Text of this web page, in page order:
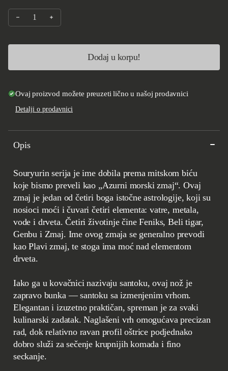
Smanji količinu za Ryusen Souryurin Santoku 170mm
Dodaj u korpu!
Ovaj proizvod možete preuzeti lično u našoj prodavnici
Detalji o prodavnici
Opis
Souryurin serija je ime dobila prema mitskom biću
koje bismo preveli kao „Azurni morski zmaj“. Ovaj
zmaj je jedan od četiri boga istočne astrologije, koji su
nosioci moći i čuvari četiri elementa: vatre, metala,
vode i drveta. Četiri životinje čine Feniks, Beli tigar,
Genbu i Zmaj. Ime ovog zmaja se generalno prevodi
kao Plavi zmaj, te stoga ima moć nad elementom
drveta.
Iako ga u kovačnici nazivaju santoku, ovaj nož je
zapravo bunka — santoku sa izmenjenim vrhom.
Elegantan i izuzetno praktičan, spreman je za svaki
kulinarski zadatak. Naglašeni vrh omogućava precizan
rad, dok relativno ravan profil oštrice podjednako
dobro služi za sečenje krupnijih komada i fino
seckanje.